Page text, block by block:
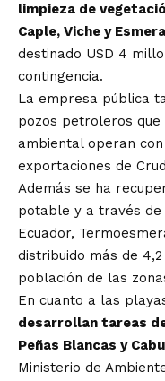
limpieza de
Caple, Viche y
destinado USD 4
contingencia.
La empresa pública
pozos petroleros
ambiental operan
exportaciones de
Además se ha
potable y a través de
Ecuador,
distribuido más de
población de las
En cuanto a las
desarrollan tareas
Peñas Blancas y
Ministerio de